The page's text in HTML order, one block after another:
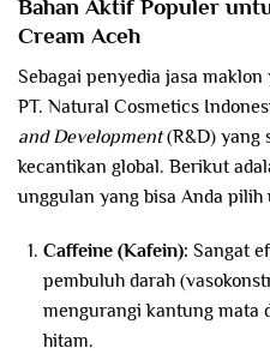
Bahan Aktif Populer
Cream Aceh
Sebagai penyedia jasa
PT. Natural Cosmetics
and Development(R&D) yang
kecantikan global. Berikut
unggulan yang bisa Anda
Caffeine (Kafein): Sangat
pembuluh darah
mengurangi kantung mata
hitam.